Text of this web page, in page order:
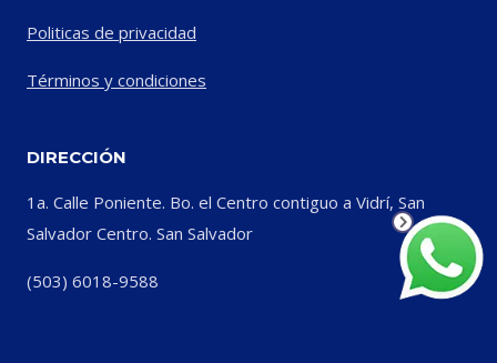
Politicas de privacidad
Términos y condiciones
DIRECCIÓN
1a. Calle Poniente. Bo. el Centro contiguo a Vidrí, San
Salvador Centro. San Salvador
(503) 6018-9588